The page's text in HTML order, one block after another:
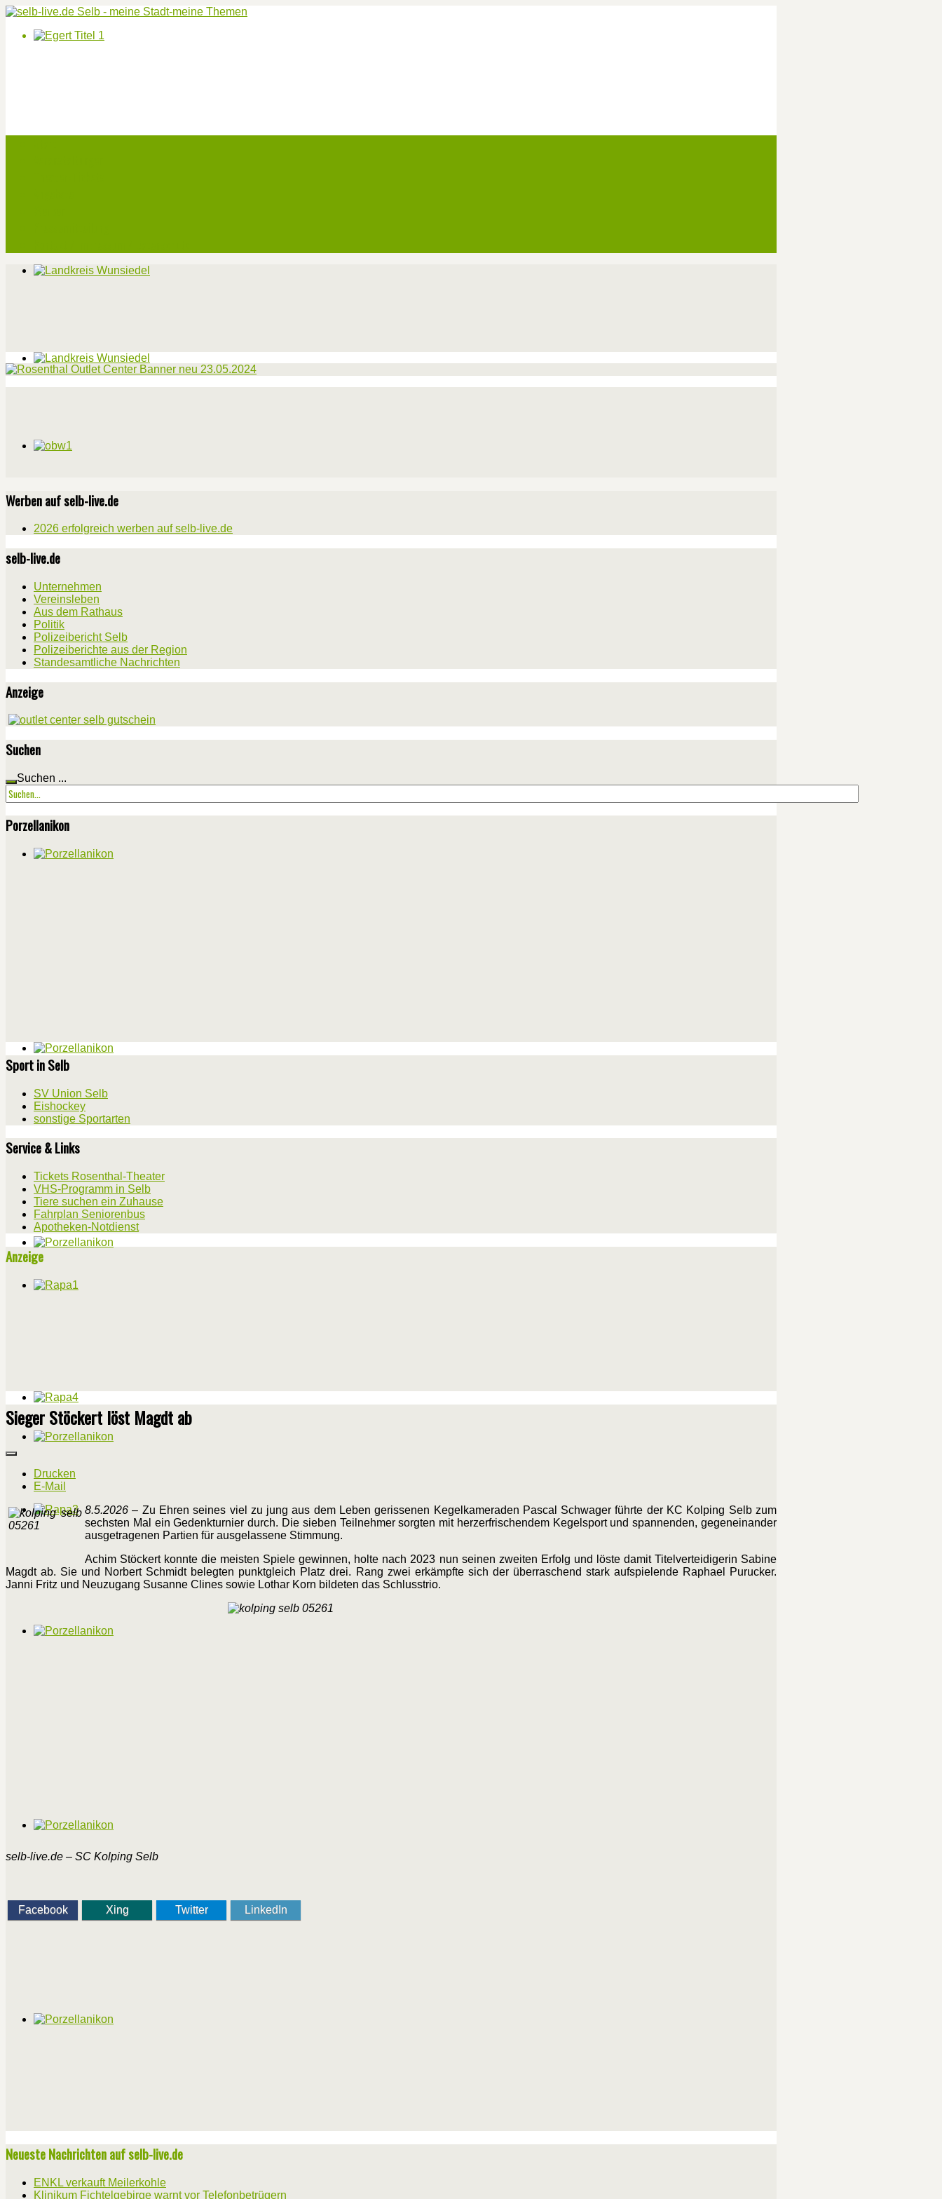
Werben auf selb-live.de
2026 erfolgreich werben auf selb-live.de
selb-live.de
Unternehmen
Vereinsleben
Aus dem Rathaus
Politik
Polizeibericht Selb
Polizeiberichte aus der Region
Standesamtliche Nachrichten
Anzeige
Suchen
Suchen ...
Porzellanikon
Sport in Selb
SV Union Selb
Eishockey
sonstige Sportarten
Service & Links
Tickets Rosenthal-Theater
VHS-Programm in Selb
Tiere suchen ein Zuhause
Fahrplan Seniorenbus
Apotheken-Notdienst
Anzeige
Sieger Stöckert löst Magdt ab
Drucken
E-Mail
8.5.2026 – Zu Ehren seines viel zu jung aus dem Leben gerissenen Kegelkameraden Pascal Schwager führte der KC Kolping Selb zum
sechsten Mal ein Gedenkturnier durch. Die sieben Teilnehmer sorgten mit herzerfrischendem Kegelsport und spannenden, gegeneinander
ausgetragenen Partien für ausgelassene Stimmung.
Achim Stöckert konnte die meisten Spiele gewinnen, holte nach 2023 nun seinen zweiten Erfolg und löste damit Titelverteidigerin Sabine
Magdt ab. Sie und Norbert Schmidt belegten punktgleich Platz drei. Rang zwei erkämpfte sich der überraschend stark aufspielende Raphael Purucker.
Janni Fritz und Neuzugang Susanne Clines sowie Lothar Korn bildeten das Schlusstrio.
selb-live.de – SC Kolping Selb
Facebook Xing Twitter LinkedIn
Neueste Nachrichten auf selb-live.de
ENKL verkauft Meilerkohle
Klinikum Fichtelgebirge warnt vor Telefonbetrügern